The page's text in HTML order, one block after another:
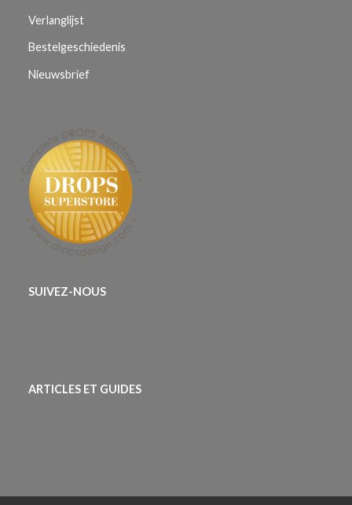
Verlanglijst
Bestelgeschiedenis
Nieuwsbrief
SUIVEZ-NOUS
ARTICLES ET GUIDES